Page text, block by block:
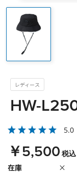
HW-
レディース
￥5,500税込
在庫 ×
5.0